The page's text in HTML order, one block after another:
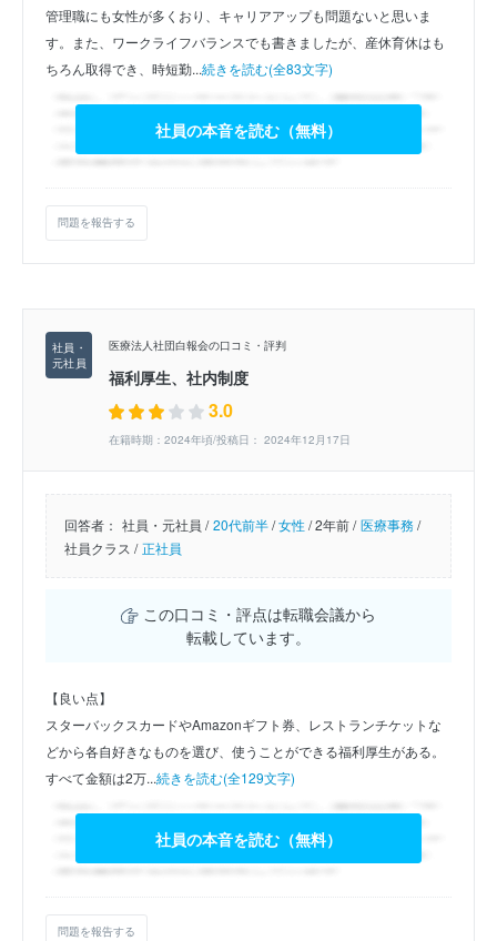
管理職にも女性が多くおり、キャリアアップも問題ないと思いま
す。また、ワークライフバランスでも書きましたが、産休育休はも
ちろん取得でき、時短勤...続きを読む(全83文字)
社員の本音を読む（無料）
問題を報告する
医療法人社団白報会の口コミ・評判
福利厚生、社内制度
3.0
在籍時期：2024年頃/投稿日： 2024年12月17日
回答者： 社員・元社員 / 20代前半/女性/2年前 / 医療事務/
社員クラス / 正社員
この口コミ・評点は転職会議から
転載しています。
【良い点】
スターバックスカードやAmazonギフト券、レストランチケットな
どから各自好きなものを選び、使うことができる福利厚生がある。
すべて金額は2万...続きを読む(全129文字)
社員の本音を読む（無料）
問題を報告する